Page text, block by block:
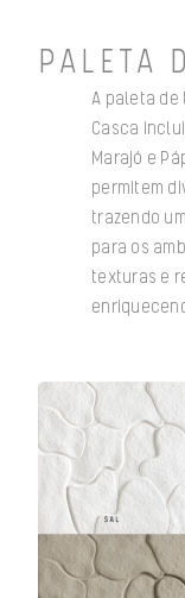
PALETA
A paleta de
Casca
Marajó e
permitem
trazendo
para os
texturas e